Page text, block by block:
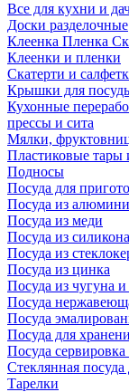
Все для кухни и
Доски разделочные
Клеенка Пленка
Клеенки и пленки
Скатерти и
Крышки для
Кухонные
прессы и сита
Мялки,
Пластиковые тары
Подносы
Посуда для
Посуда из
Посуда из меди
Посуда из силикона
Посуда из
Посуда из цинка
Посуда из чугуна
Посуда
Посуда
Посуда для
Посуда
Стеклянная
Тарелки